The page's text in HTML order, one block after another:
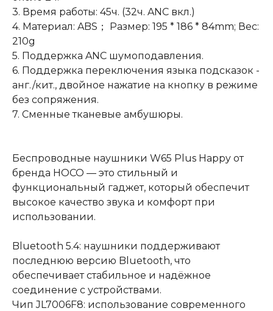
3. Время работы: 45ч. (32ч. ANC вкл.)
4. Материал: ABS； Размер: 195 * 186 * 84mm; Вес:
210g
5. Поддержка ANC шумоподавления.
6. Поддержка переключения языка подсказок -
анг./кит., двойное нажатие на кнопку в режиме
без сопряжения.
7. Сменные тканевые амбушюры.
Беспроводные наушники W65 Plus Happy от
бренда HOCO — это стильный и
функциональный гаджет, который обеспечит
высокое качество звука и комфорт при
использовании.
Bluetooth 5.4: наушники поддерживают
последнюю версию Bluetooth, что
обеспечивает стабильное и надёжное
соединение с устройствами.
Чип JL7006F8: использование современного